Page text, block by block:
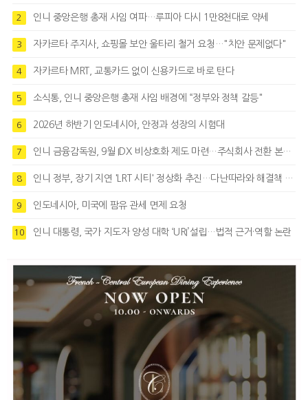
2 인니 중앙은행 총재 사임 여파…루피아 다시 1만8천대로 약세
3 자카르타 주지사, 쇼핑몰 보안 울타리 철거 요청…"치안 문제없다"
4 자카르타 MRT, 교통카드 없이 신용카드로 바로 탄다
5 소식통, 인니 중앙은행 총재 사임 배경에 “정부와 정책 갈등"
6 2026년 하반기 인도네시아, 안정과 성장의 시험대
7 인니 금융감독원, 9월 IDX 비상호화 제도 마련…주식회사 전환 본격화
8 인니 정부, 장기 지연 'LRT 시티' 정상화 추진…다난따라와 해결책 모색
9 인도네시아, 미국에 팜유 관세 면제 요청
10 인니 대통령, 국가 지도자 양성 대학 ‘URI’설립…법적 근거·역할 논란